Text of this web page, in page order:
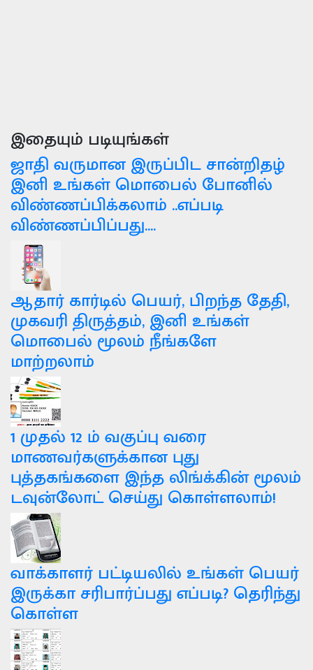
இதையும் படியுங்கள்
ஜாதி வருமான இருப்பிட சான்றிதழ்
இனி உங்கள் மொபைல் போனில்
விண்ணப்பிக்கலாம் ..எப்படி
விண்ணப்பிப்பது....
ஆதார் கார்டில் பெயர், பிறந்த தேதி,
முகவரி திருத்தம், இனி உங்கள்
மொபைல் மூலம் நீங்களே
மாற்றலாம்
1 முதல் 12 ம் வகுப்பு வரை
மாணவர்களுக்கான புது
புத்தகங்களை இந்த லிங்க்கின் மூலம்
டவுன்லோட் செய்து கொள்ளலாம்!
வாக்காளர் பட்டியலில் உங்கள் பெயர்
இருக்கா சரிபார்ப்பது எப்படி? தெரிந்து
கொள்ள